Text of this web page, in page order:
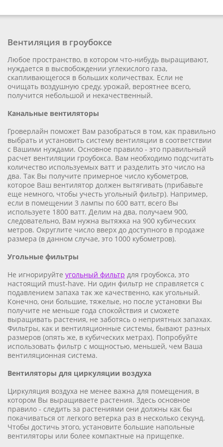
Вентиляция в гроубоксе
Любое пространство, в котором что-нибудь выращивают,
нуждается в высвобождении углекислого газа,
скапливающегося в больших количествах. Если не
очищать воздушную среду, урожай, вероятнее всего,
получится небольшой и некачественный.
Канальные вентиляторы
Гроверлайн поможет Вам разобраться в том, как правильно
выбрать и установить систему вентиляции в соответствии
с Вашими нуждами. Основное правило - это правильный
расчет вентиляции гроубокса. Вам необходимо подсчитать
количество используемых ватт и разделить это число на
два. Так Вы получите примерное число кубометров,
которое Ваш вентилятор должен вытягивать (прибавьте
еще немного, чтобы учесть угольный фильтр). Например,
если в помещении 3 лампы по 600 ватт, всего Вы
используете 1800 ватт. Делим на два, получаем 900,
следовательно, Вам нужна вытяжка на 900 кубических
метров. Округлите число вверх до доступного в продаже
размера (в данном случае, это 1000 кубометров).
Угольные фильтры
Не игнорируйте угольный фильтр для гроубокса, это
настоящий must-have. Ни один фильтр не справляется с
подавлением запаха так же качественно, как угольный.
Конечно, они большие, тяжелые, но после установки Вы
получите не меньше года спокойствия и сможете
выращивать растения, не заботясь о неприятных запахах.
Фильтры, как и вентиляционные системы, бывают разных
размеров (опять же, в кубических метрах). Попробуйте
использовать фильтр с мощностью, меньшей, чем Ваша
вентиляционная система.
Вентиляторы для циркуляции воздуха
Циркуляция воздуха не менее важна для помещения, в
котором Вы выращиваете растения. Здесь основное
правило - следить за растениями они должны как бы
покачиваться от легкого ветерка раз в несколько секунд.
Чтобы достичь этого, установите большие напольные
вентиляторы или более компактные на прищепке.